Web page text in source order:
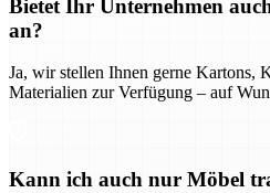
Bietet Ihr Unternehmen
an?
Ja, wir stellen Ihnen gerne Kartons,
Materialien zur Verfügung – auf
Kann ich auch nur Möbel